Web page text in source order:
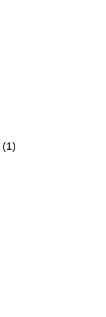
(1)